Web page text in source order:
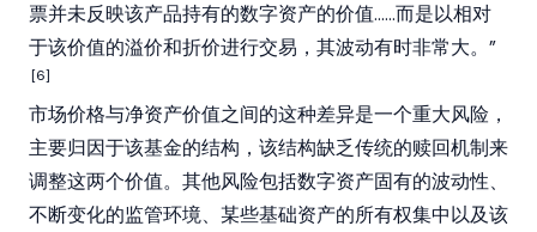
票并未反映该产品持有的数字资产的价值……而是以相对
于该价值的溢价和折价进行交易，其波动有时非常大。”
[6]
市场价格与净资产价值之间的这种差异是一个重大风险，
主要归因于该基金的结构，该结构缺乏传统的赎回机制来
调整这两个价值。其他风险包括数字资产固有的波动性、
不断变化的监管环境、某些基础资产的所有权集中以及该